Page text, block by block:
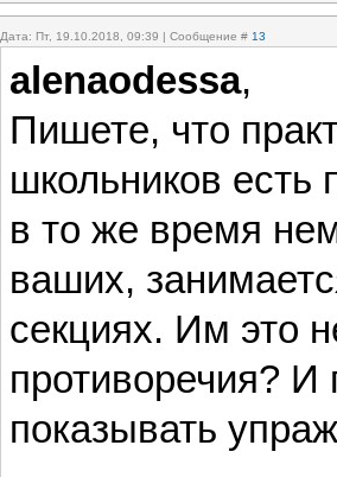
Дата: Пт, 19.10.2018, 09:39 | Сообщение # 13
alenaodessa,
Пишете, что
школьников есть
в то же время
ваших,
секциях. Им это
противоречия? И
показывать